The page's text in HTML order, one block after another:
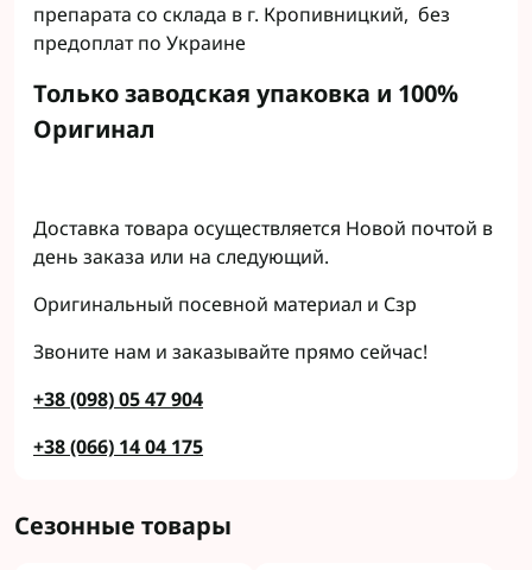
препарата со склада в г. Кропивницкий, без
предоплат по Украине
Только заводская упаковка и 100%
Оригинал
Доставка товара осуществляется Новой почтой в
день заказа или на следующий.
Оригинальный посевной материал и Сзр
Звоните нам и заказывайте прямо сейчас!
+38 (098) 05 47 904
+38 (066) 14 04 175
Сезонные товары